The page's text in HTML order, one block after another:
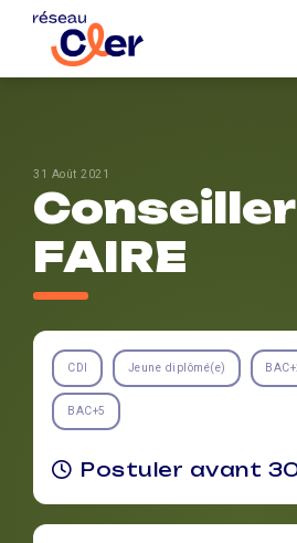
31 Août 2021
FAIRE
CDI Jeune diplômé(e)
BAC+5
Postuler avant